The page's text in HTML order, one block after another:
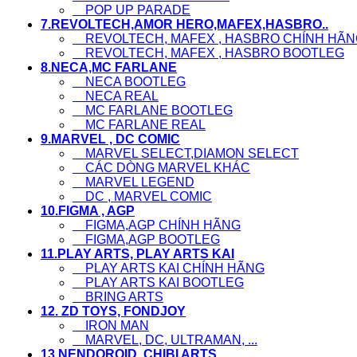
POP UP PARADE
7.REVOLTECH,AMOR HERO,MAFEX,HASBRO..
REVOLTECH, MAFEX , HASBRO CHÍNH
REVOLTECH, MAFEX , HASBRO BOOTLEG
8.NECA,MC FARLANE
NECA BOOTLEG
NECA REAL
MC FARLANE BOOTLEG
MC FARLANE REAL
9.MARVEL , DC COMIC
MARVEL SELECT,DIAMON SELECT
CÁC DÒNG MARVEL KHÁC
MARVEL LEGEND
DC , MARVEL COMIC
10.FIGMA , AGP
FIGMA,AGP CHÍNH HÃNG
FIGMA,AGP BOOTLEG
11.PLAY ARTS, PLAY ARTS KAI
PLAY ARTS KAI CHÍNH HÃNG
PLAY ARTS KAI BOOTLEG
BRING ARTS
12. ZD TOYS, FONDJOY
IRON MAN
MARVEL, DC, ULTRAMAN, ...